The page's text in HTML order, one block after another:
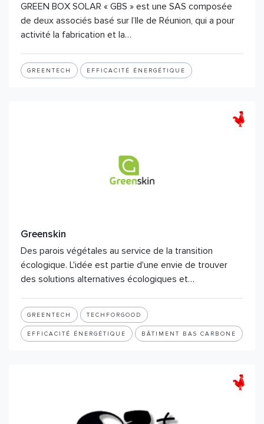
GREEN BOX SOLAR « GBS » est une SAS composée
de deux associés basé sur l’Ile de Réunion, qui a pour
activité la fabrication et la…
GREENTECH EFFICACITÉ ÉNERGÉTIQUE
Greenskin
Des parois végétales au service de la transition
écologique. L'idée est partie d'une envie de trouver
des solutions alternatives écologiques et…
GREENTECH TECHFORGOOD
EFFICACITÉ ÉNERGÉTIQUE BÂTIMENT BAS CARBONE